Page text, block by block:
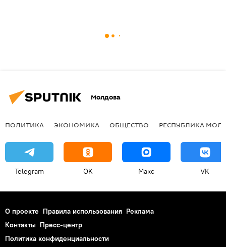
Молдова
ПОЛИТИКА ЭКОНОМИКА ОБЩЕСТВО РЕСПУБЛИКА
Telegram OK Макс VK
О проекте Правила использования Реклама
Контакты Пресс-центр
Политика конфиденциальности